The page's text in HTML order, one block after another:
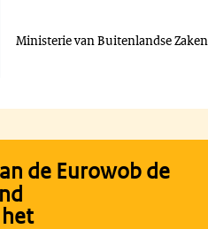
Ministerie van Buitenlandse Zaken
de Eurowob de